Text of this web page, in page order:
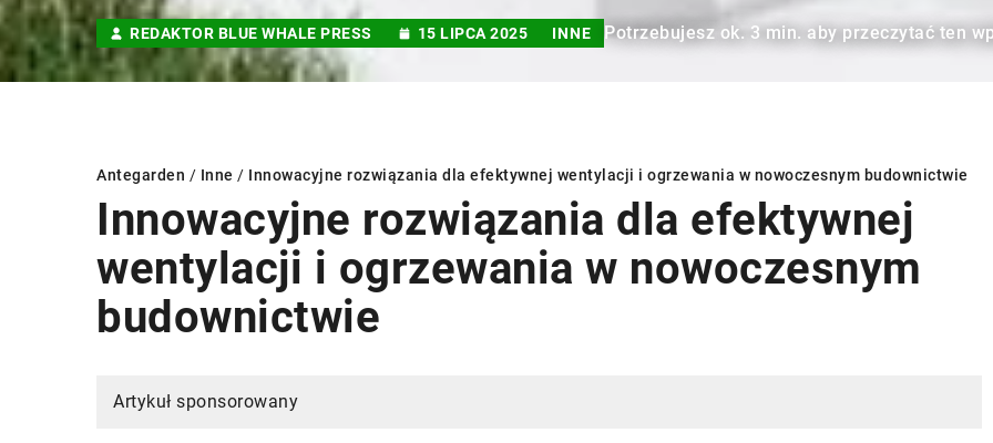
REDAKTOR BLUE WHALE PRESS 15 LIPCA 2025 INNE Potrzebujesz ok. 3 min. aby przeczytać ten
Antegarden / Inne / Innowacyjne rozwiązania dla efektywnej wentylacji i ogrzewania w nowoczesnym budownictwie
Innowacyjne rozwiązania dla efektywnej
wentylacji i ogrzewania w nowoczesnym
budownictwie
Artykuł sponsorowany
INNE PIELĘGNACJA OGRODÓW